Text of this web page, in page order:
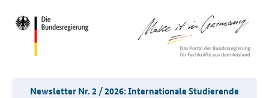
Newsletter Nr. 2 / 2026: Internationale Studierende